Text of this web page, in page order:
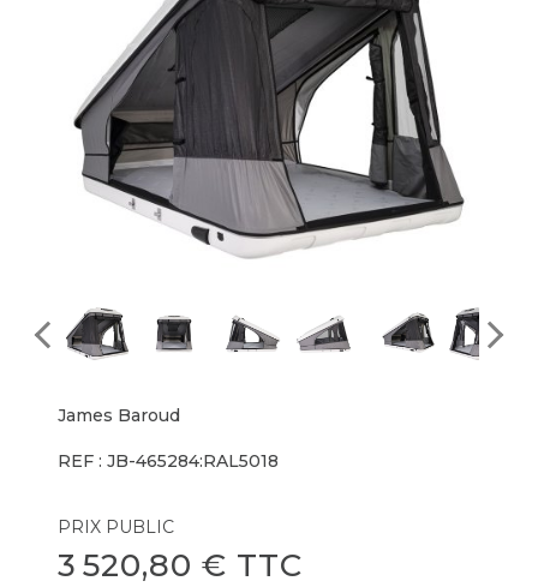
James Baroud
REF : JB-465284:RAL5018
PRIX PUBLIC
3 520,80 € TTC